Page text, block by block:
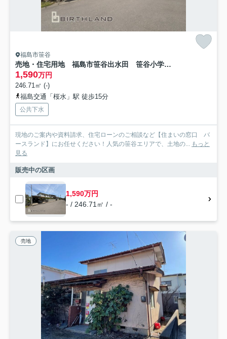
福島市笹谷
売地・住宅用地 福島市笹谷出水田 笹谷小学校・信陵中学校
1,590万円
246.71㎡ (-)
福島交通「桜水」駅 徒歩15分
公共下水
現地のご案内や資料請求、住宅ローンのご相談など【住まいの窓口 バ
ースランド】にお任せください！人気の笹谷エリアで、土地の... もっと
見る
販売中の区画
1,590万円
- / 246.71㎡ / -
売地